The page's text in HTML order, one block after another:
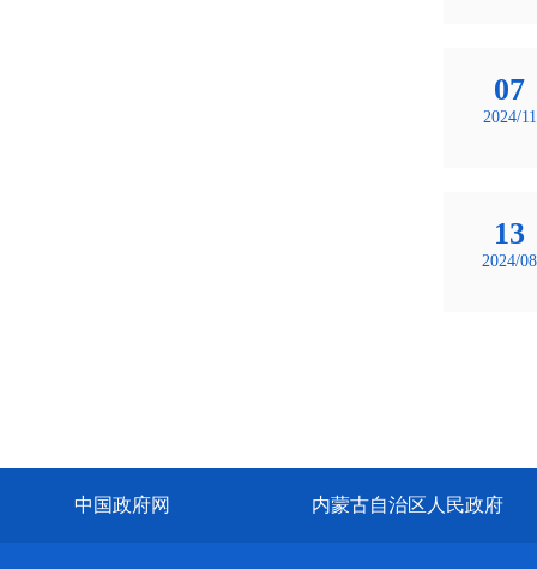
07
2024/11
13
2024/08
中国政府网 内蒙古自治区人民政府